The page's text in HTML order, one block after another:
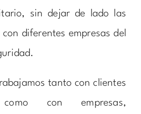
sin dejar de lado las
diferentes empresas del
tanto con clientes
como con empresas,